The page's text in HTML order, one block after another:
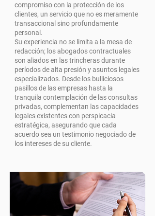
compromiso con la protección de los
clientes, un servicio que no es meramente
transaccional sino profundamente
personal.
Su experiencia no se limita a la mesa de
redacción; los abogados contractuales
son aliados en las trincheras durante
períodos de alta presión y asuntos legales
especializados. Desde los bulliciosos
pasillos de las empresas hasta la
tranquila contemplación de las consultas
privadas, complementan las capacidades
legales existentes con perspicacia
estratégica, asegurando que cada
acuerdo sea un testimonio negociado de
los intereses de su cliente.